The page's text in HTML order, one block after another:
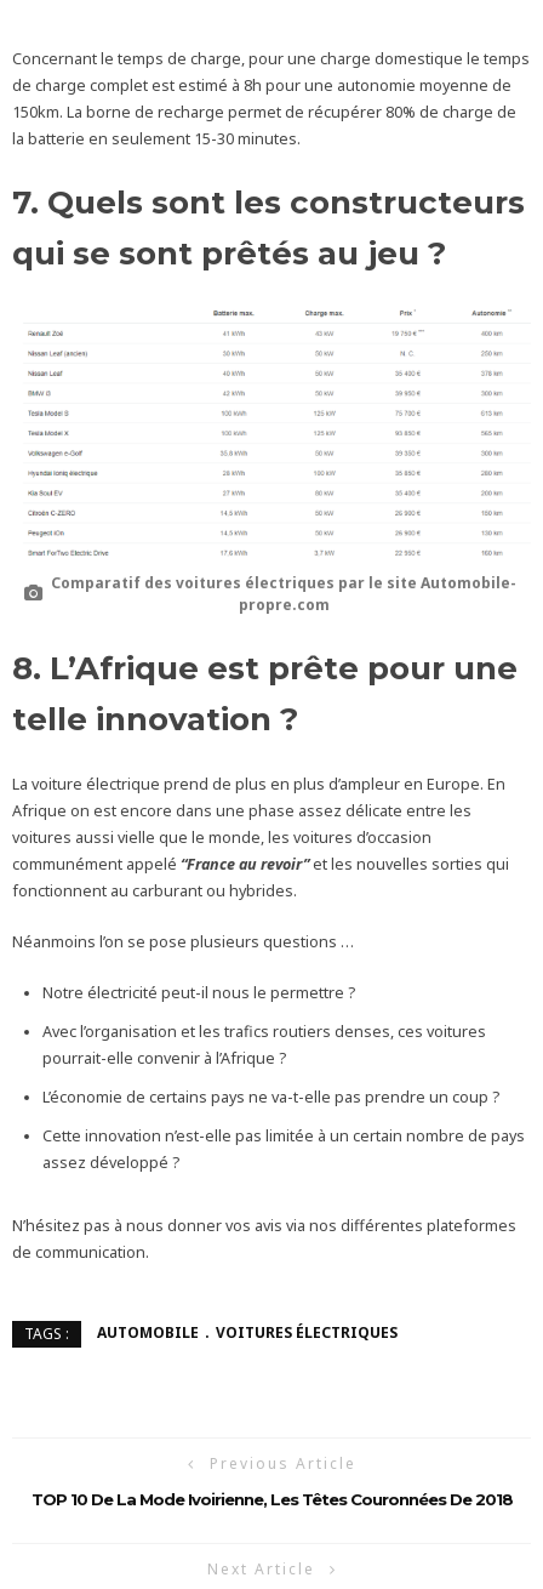
Concernant le temps de charge, pour une charge domestique le temps
de charge complet est estimé à 8h pour une autonomie moyenne de
150km. La borne de recharge permet de récupérer 80% de charge de
la batterie en seulement 15-30 minutes.
7. Quels sont les constructeurs
qui se sont prêtés au jeu ?
Comparatif des voitures électriques par le site Automobile-
propre.com
8. L’Afrique est prête pour une
telle innovation ?
La voiture électrique prend de plus en plus d’ampleur en Europe. En
Afrique on est encore dans une phase assez délicate entre les
voitures aussi vielle que le monde, les voitures d’occasion
communément appelé “France au revoir”et les nouvelles sorties qui
fonctionnent au carburant ou hybrides.
Néanmoins l’on se pose plusieurs questions …
Notre électricité peut-il nous le permettre ?
Avec l’organisation et les trafics routiers denses, ces voitures
pourrait-elle convenir à l’Afrique ?
L’économie de certains pays ne va-t-elle pas prendre un coup ?
Cette innovation n’est-elle pas limitée à un certain nombre de pays
assez développé ?
N’hésitez pas à nous donner vos avis via nos différentes plateformes
de communication.
TAGS : AUTOMOBILE VOITURES ÉLECTRIQUES
Previous Article
TOP 10 De La Mode Ivoirienne, Les Têtes Couronnées De 2018
Next Article